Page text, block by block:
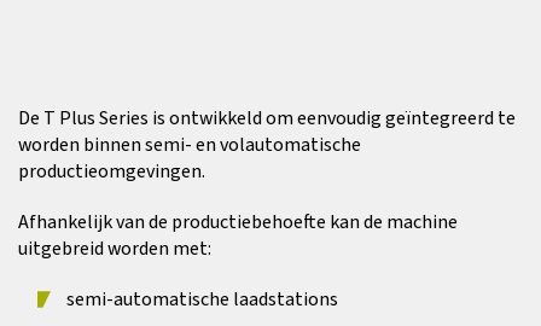
De T Plus Series is ontwikkeld om eenvoudig geïntegreerd te
worden binnen semi- en volautomatische
productieomgevingen.
Afhankelijk van de productiebehoefte kan de machine
uitgebreid worden met:
semi-automatische laadstations